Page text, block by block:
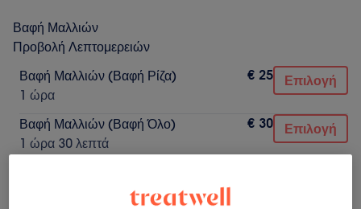
Βαφή Μαλλιών
Προβολή Λεπτομερειών
Βαφή Μαλλιών (Βαφή Ρίζα)
1 ώρα
€ 25 Επιλογή
Βαφή Μαλλιών (Βαφή Όλο)
1 ώρα 30 λεπτά
€ 30 Επιλογή
Δεν ήταν αυτό που έψαχνες;